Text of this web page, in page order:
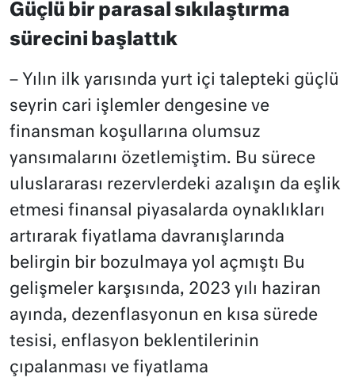
Güçlü bir parasal sıkılaştırma
sürecini başlattık
– Yılın ilk yarısında yurt içi talepteki güçlü
seyrin cari işlemler dengesine ve
finansman koşullarına olumsuz
yansımalarını özetlemiştim. Bu sürece
uluslararası rezervlerdeki azalışın da eşlik
etmesi finansal piyasalarda oynaklıkları
artırarak fiyatlama davranışlarında
belirgin bir bozulmaya yol açmıştı Bu
gelişmeler karşısında, 2023 yılı haziran
ayında, dezenflasyonun en kısa sürede
tesisi, enflasyon beklentilerinin
çıpalanması ve fiyatlama